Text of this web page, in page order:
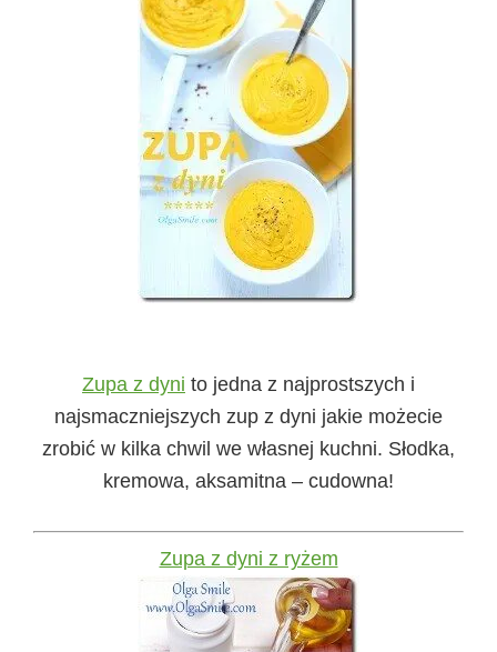
Zupa z dyni to jedna z najprostszych i
najsmaczniejszych zup z dyni jakie możecie
zrobić w kilka chwil we własnej kuchni. Słodka,
kremowa, aksamitna – cudowna!
Zupa z dyni z ryżem